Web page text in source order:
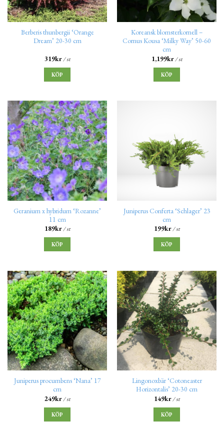
Berberis thunbergii ‘Orange
Dream’ 20-30 cm
319kr/ st
KÖP
Koreansk blomsterkornell –
Cornus Kousa ‘Milky Way’ 50-60
cm
1,199kr/ st
KÖP
Geranium x hybridum ‘Rozanne’
11 cm
189kr/ st
KÖP
Juniperus Conferta ‘Schlager’ 23
cm
199kr/ st
KÖP
Juniperus procumbens ‘Nana’ 17
cm
249kr/ st
KÖP
Lingonoxbär ‘Cotoneaster
Horizontalis’ 20-30 cm
149kr/ st
KÖP